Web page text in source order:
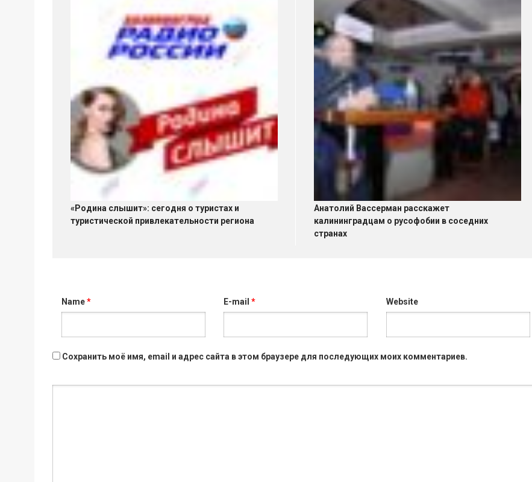
«Родина слышит»: сегодня о туристах и
туристической привлекательности региона
Анатолий Вассерман расскажет
калининградцам о русофобии в соседних
странах
Name* E-mail* Website
Сохранить моё имя, email и адрес сайта в этом браузере для последующих моих комментариев.